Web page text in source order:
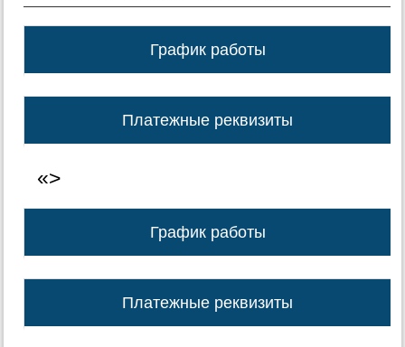
График работы
Платежные реквизиты
«>
График работы
Платежные реквизиты